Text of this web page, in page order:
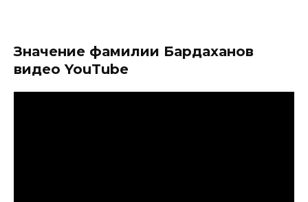
Значение фамилии Бардаханов
видео YouTube